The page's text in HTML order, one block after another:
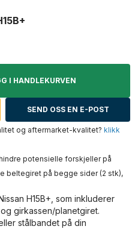
I HANDLEKURVEN
SEND OSS EN E-POST
og aftermarket-kvalitet? klikk
potensielle forskjeller på
beltegiret på begge sider (2 stk),
H15B+, som inkluderer
girkassen/planetgiret.
stålbandet på din